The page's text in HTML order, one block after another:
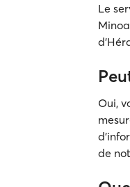
Le
Oui,
de